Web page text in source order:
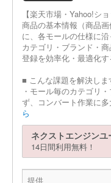
【楽天市場・Yahoo!シ
商品の基本情報（商品
に、各モールの仕様に
カテゴリ・ブランド・
登録を効率化・最適化す
■ こんな課題を解決しま
・モール毎のカテゴリ
ず、コンバート作業に
ら
ネクストエンジンユ
14日間利用無料！
提供